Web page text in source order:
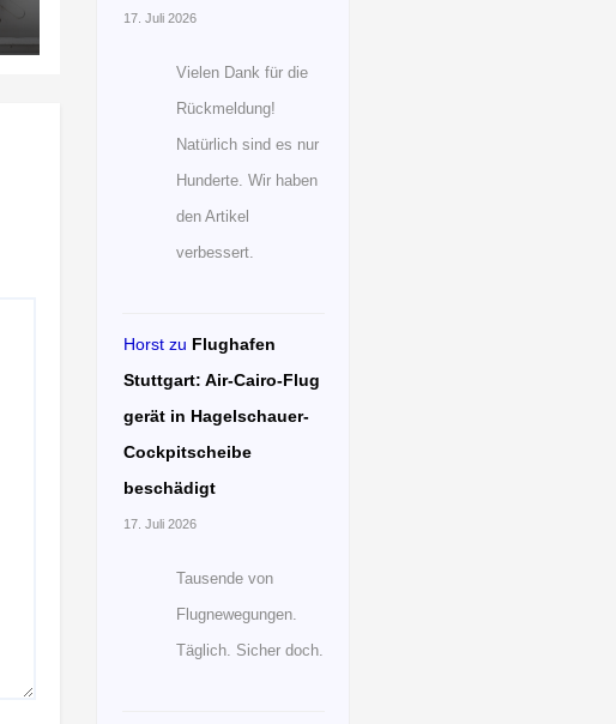
17. Juli 2026
Vielen Dank für die
Rückmeldung!
Natürlich sind es nur
Hunderte. Wir haben
den Artikel
verbessert.
Horstzu Flughafen
Stuttgart: Air-Cairo-Flug
gerät in Hagelschauer-
Cockpitscheibe
beschädigt
17. Juli 2026
Tausende von
Flugnewegungen.
Täglich. Sicher doch.